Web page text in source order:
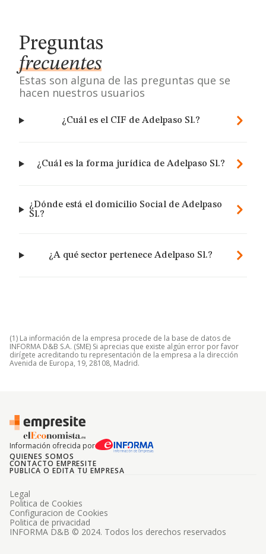
Preguntas
frecuentes
Estas son alguna de las preguntas que se
hacen nuestros usuarios
¿Cuál es el CIF de Adelpaso Sl.?
¿Cuál es la forma jurídica de Adelpaso Sl.?
¿Dónde está el domicilio Social de Adelpaso
Sl.?
¿A qué sector pertenece Adelpaso Sl.?
(1) La información de la empresa procede de la base de datos de
INFORMA D&B S.A. (SME) Si aprecias que existe algún error por favor
dirígete acreditando tu representación de la empresa a la dirección
Avenida de Europa, 19, 28108, Madrid.
Información ofrecida por
QUIENES SOMOS
CONTACTO EMPRESITE
PUBLICA O EDITA TU EMPRESA
INFORMA D&B © 2024. Todos los derechos reservados
Legal
Politica de Cookies
Configuracion de Cookies
Politica de privacidad